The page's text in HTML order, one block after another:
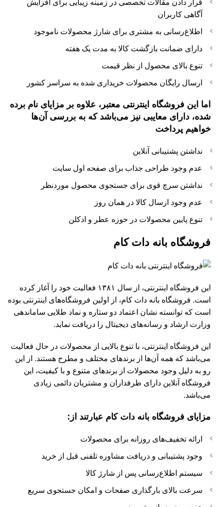
قرار دادن مقالات تخصصی در زمینه زیبایی برای افزایش
آگاهی کاربران
اطلاع‌رسانی به مشتری برای شارژ محصولات ناموجود
دارای ضمانت بازگشت کالا به مدت یک هفته
تنوع بالای محصول از نظر قیمت
ارسال رایگان محصولات خریداری شده به سراسر کشور
اما این فروشگاه اینترنتی معتبر، علاوه بر مزایای نام برده
شده، دارای معایبی نیز می‌باشد که به بررسی آن‌ها
خواهیم پرداخت
نداشتن پشتیبانی آنلاین
عدم وجود طراحی جذاب برای صفحه اول سایت
نداشتن سرچ قوی برای جستجوی محصول موردنظر
عدم وجود ارسال کالا در همان روز
تنوع پایین محصولات در حوزه عطر و ادکلن
فروشگاه بانه دات کام
این فروشگاه اینترنتی، از سال ۱۳۸۱ فعالیت خود را آغاز کرده
است. فروشگاه بانه دات کام، از اولین فروشگاه‌های اینترنتی بوده
است که توانسته نشان اعتماد دو ستاره و نماد طلایی ساماندهی
وزارت ارشاد و رسانه‌های دیجیتال را دریافت نماید.
این فروشگاه اینترنتی، با تنوع بالایی از محصولات در حال فعالیت
می‌باشد که همه آن‌ها از برند‌های مختلف و مطرح هستند. از این
رو به دلیل وجود محصولات از برند‌های متنوع و با کیفیت، این
فروشگاه آنلاین دارای طرفداران و مشتریان دائمی زیادی
می‌باشد.
مزایای فروشگاه بانه دات کام عبارتند از:
ارائه تخفیف‌های روزانه برای محصولات
وجود پشتیبانی و دریافت مشاوره تلفنی قبل از خرید
سیستم اطلاع‌رسانی پس از شارژ کالا
سرعت بالای بارگذاری صفحات و امکان جستجوی سریع